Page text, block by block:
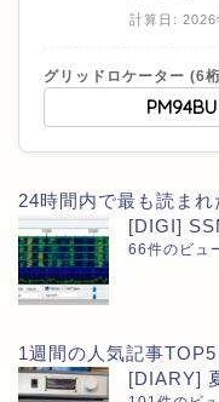
計算日: 2026
グリッドロケーター (6
24時間内で最も読まれ
[DIGI]
66件のビュ
1週間の人気記事TOP5
[DIARY]